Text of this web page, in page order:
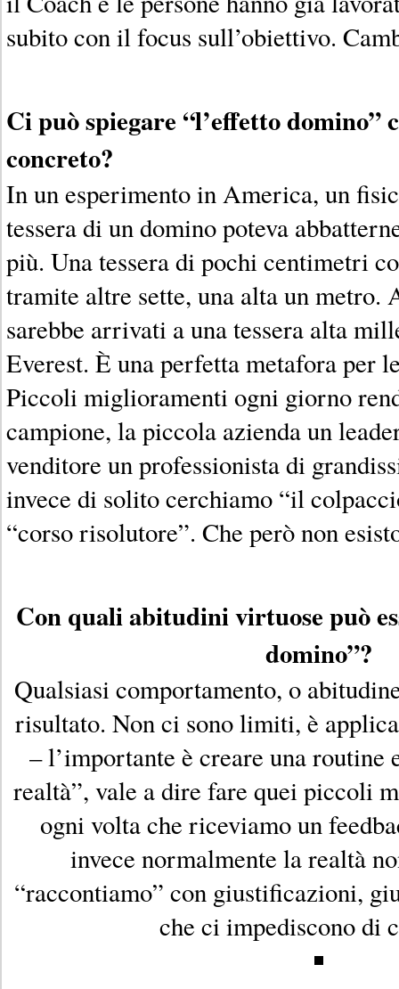
subito con il focus sull’obiettivo.
Ci può spiegare “l’effetto domino”
concreto?
In un esperimento in America, un
tessera di un domino poteva
più. Una tessera di pochi centimetri
tramite altre sette, una alta un metro.
sarebbe arrivati a una tessera alta
Everest. È una perfetta metafora per
Piccoli miglioramenti ogni giorno
campione, la piccola azienda un
venditore un professionista di
invece di solito cerchiamo “il
“corso risolutore”. Che però non
Con quali abitudini virtuose può
domino”?
Qualsiasi comportamento, o
risultato. Non ci sono limiti, è
– l’importante è creare una routine
realtà”, vale a dire fare quei piccoli
ogni volta che riceviamo un
invece normalmente la realtà
“raccontiamo” con giustificazioni,
che ci impediscono di